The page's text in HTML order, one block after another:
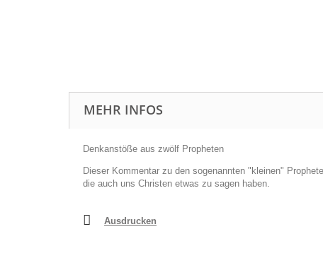
MEHR INFOS
Denkanstöße aus zwölf Propheten
Dieser Kommentar zu den sogenannten "kleinen"
die auch uns Christen etwas zu sagen haben.
Ausdrucken